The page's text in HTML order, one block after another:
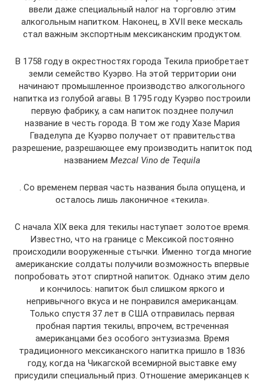
ввели даже специальный налог на торговлю этим
алкогольным напитком. Наконец, в XVII веке мескаль
стал важным экспортным мексиканским продуктом.
В 1758 году в окрестностях города Текила приобретает
земли семейство Куэрво. На этой территории они
начинают промышленное производство алкогольного
напитка из голубой агавы. В 1795 году Куэрво построили
первую фабрику, а сам напиток позднее получил
название в честь города. В том же году Хазе Мария
Гваделупа де Куэрво получает от правительства
разрешение, разрешающее ему производить напиток под
названием Mezcal Vino de Tequila
. Со временем первая часть названия была опущена, и
осталось лишь лаконичное «текила».
С начала XIX века для текилы наступает золотое время.
Известно, что на границе с Мексикой постоянно
происходили вооруженные стычки. Именно тогда многие
американские солдаты получили возможность впервые
попробовать этот спиртной напиток. Однако этим дело
и кончилось: напиток был слишком яркого и
непривычного вкуса и не понравился американцам.
Только спустя 37 лет в США отправилась первая
пробная партия текилы, впрочем, встреченная
американцами без особого энтузиазма. Время
традиционного мексиканского напитка пришло в 1836
году, когда на Чикагской всемирной выставке ему
присудили специальный приз. Отношение американцев к